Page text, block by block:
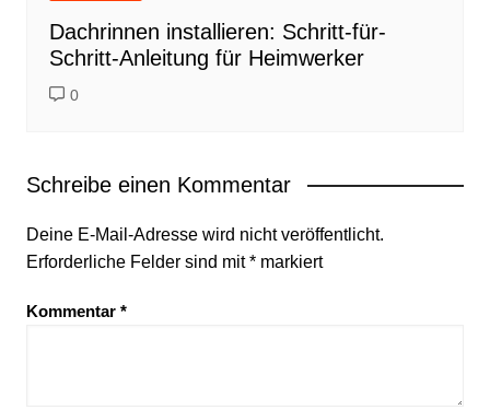
Dachrinnen installieren: Schritt-für-
Schritt-Anleitung für Heimwerker
0
Schreibe einen Kommentar
Deine E-Mail-Adresse wird nicht veröffentlicht.
Erforderliche Felder sind mit*markiert
Kommentar *